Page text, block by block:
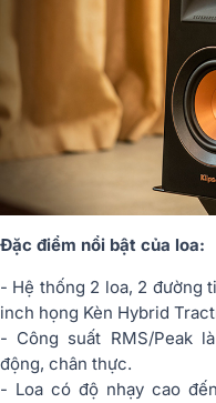
Đặc điểm nổi bật của loa:
- Hệ thống 2 loa, 2 đường
inch họng Kèn Hybrid
- Công suất RMS/Peak
động, chân thực.
- Loa có độ nhạy cao